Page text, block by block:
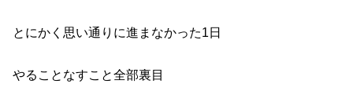
とにかく思い通りに進まなかった1日
やることなすこと全部裏目